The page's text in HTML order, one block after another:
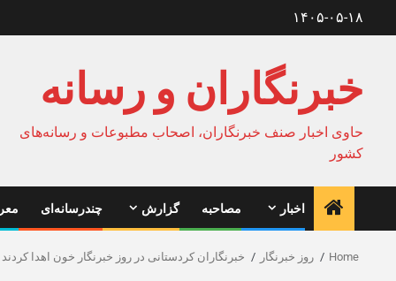
۱۴۰۵-۰۵-۱۸
خبرنگاران و رسانه
حاوی اخبار صنف خبرنگاران، اصحاب مطبوعات و رسانه‌های
کشور
اخبار مصاحبه گزارش چندرسانه‌ای
Home روز خبرنگار خبرنگاران کردستانی در روز خبرنگار خون اهدا کردند